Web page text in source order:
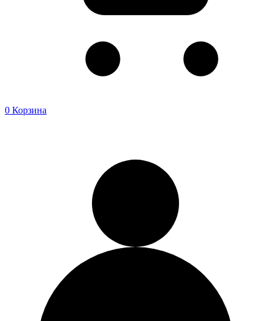
0 Корзина